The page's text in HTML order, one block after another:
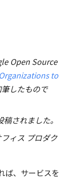
Open Source
to
したもので
されました。
ィス プロダク
ば、サービスを